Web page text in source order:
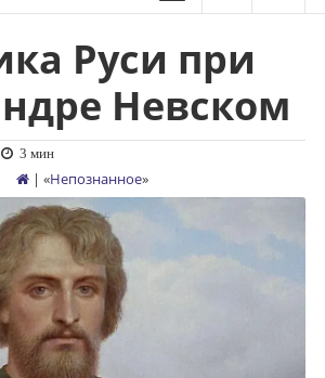
Руси при
Невском
3 мин
| «Непознанное»